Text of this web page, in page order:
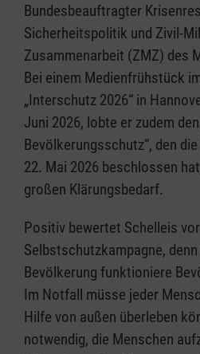
Bundesbeauftragter
Sicherheitspolitik und Zivil-
Zusammenarbeit (ZMZ) des
Bei einem Medienfrühstück
„Interschutz 2026“ in
Juni 2026, lobte er zudem
Bevölkerungsschutz“, den
22. Mai 2026 beschlossen
großen Klärungsbedarf.
Positiv bewertet Schelleis
Selbstschutzkampagne,
Bevölkerung funktioniere
Im Notfall müsse jeder
Hilfe von außen überleben
notwendig, die Menschen